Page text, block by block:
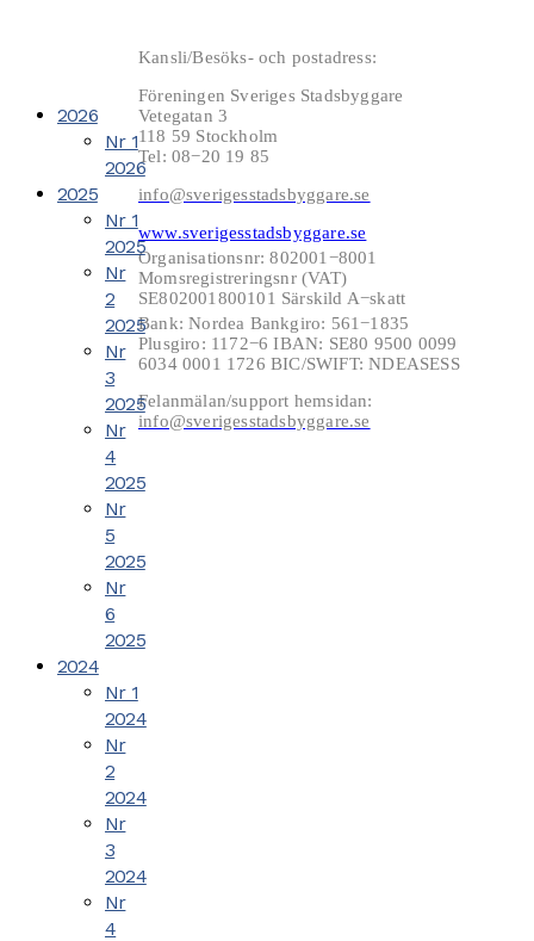
2026
Nr 1
2026
2025
Nr 1
2025
Nr
2
2025
Nr
3
2025
Nr
4
2025
Nr
5
2025
Nr
6
2025
2024
Nr 1
2024
Nr
2
2024
Nr
3
2024
Nr
4
Kansli/Besöks- och postadress:
Föreningen Sveriges Stadsbyggare
Vetegatan 3
118 59 Stockholm
Tel: 08−20 19 85
info@sverigesstadsbyggare.se
www.sverigesstadsbyggare.se
Organisationsnr: 802001−8001
Momsregistreringsnr (VAT)
SE802001800101 Särskild A−skatt
Bank: Nordea Bankgiro: 561−1835
Plusgiro: 1172−6 IBAN: SE80 9500 0099
6034 0001 1726 BIC/SWIFT: NDEASESS
Felanmälan/support hemsidan:
info@sverigesstadsbyggare.se